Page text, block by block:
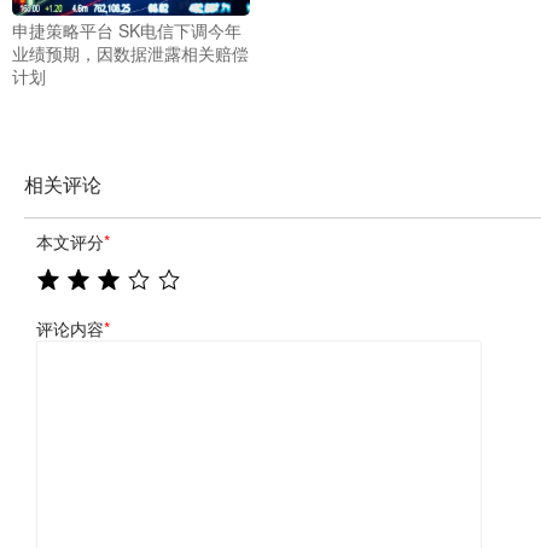
申捷策略平台 SK电信下调今年
业绩预期，因数据泄露相关赔偿
计划
相关评论
本文评分*
评论内容*